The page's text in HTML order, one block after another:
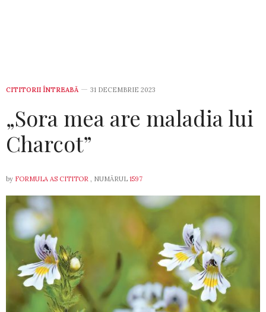
CITITORII ÎNTREABĂ 31 DECEMBRIE 2023
„Sora mea are maladia lui
Charcot”
by FORMULA AS CITITOR , NUMĂRUL 1597